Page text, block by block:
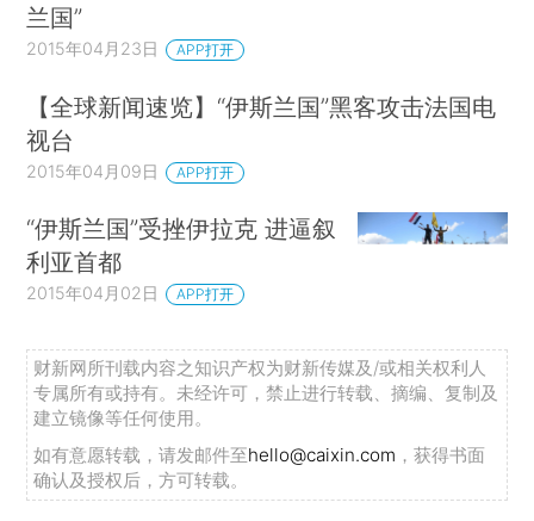
兰国”
2015年04月23日 APP打开
【全球新闻速览】“伊斯兰国”黑客攻击法国电
视台
2015年04月09日 APP打开
“伊斯兰国”受挫伊拉克 进逼叙
利亚首都
2015年04月02日 APP打开
财新网所刊载内容之知识产权为财新传媒及/或相关权利人
专属所有或持有。未经许可，禁止进行转载、摘编、复制及
建立镜像等任何使用。
如有意愿转载，请发邮件至hello@caixin.com ，获得书面
确认及授权后，方可转载。